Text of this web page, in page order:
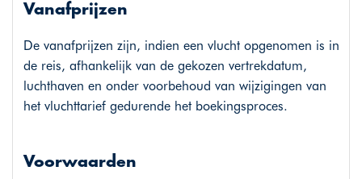
Vanafprijzen
De vanafprijzen zijn, indien een vlucht opgenomen is in
de reis, afhankelijk van de gekozen vertrekdatum,
luchthaven en onder voorbehoud van wijzigingen van
het vluchttarief gedurende het boekingsproces.
Voorwaarden